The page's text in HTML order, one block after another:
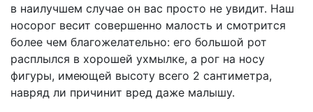
в наилучшем случае он вас просто не увидит. Наш
носорог весит совершенно малость и смотрится
более чем благожелательно: его большой рот
расплылся в хорошей ухмылке, а рог на носу
фигуры, имеющей высоту всего 2 сантиметра,
навряд ли причинит вред даже малышу.